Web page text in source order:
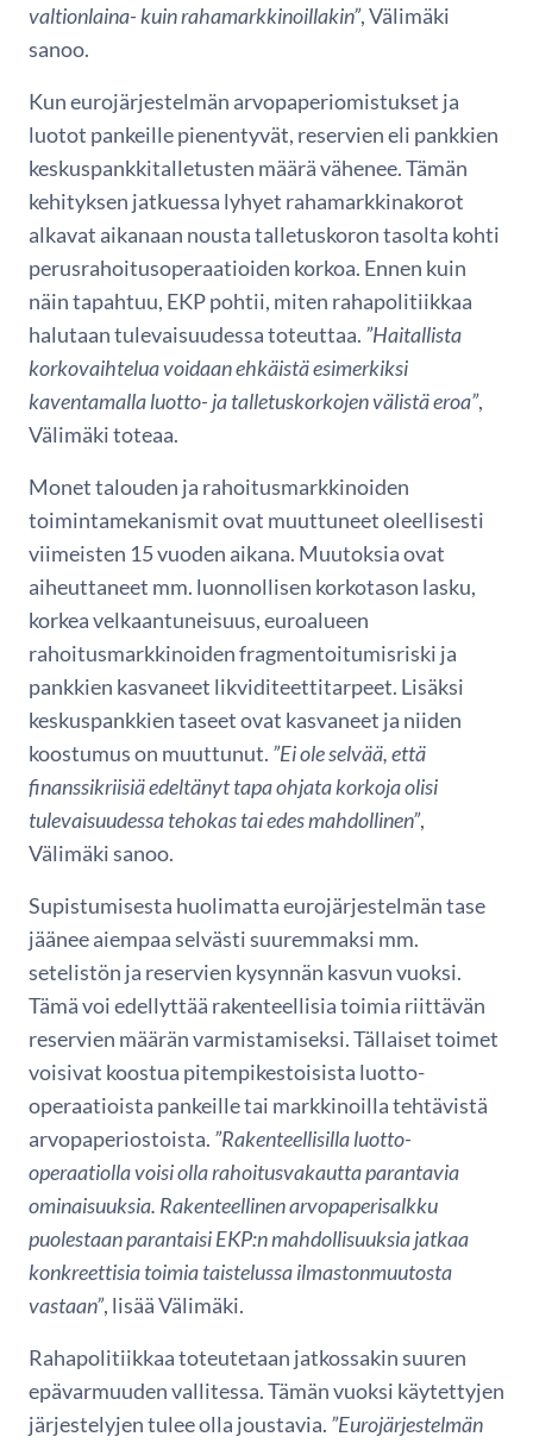
valtionlaina- kuin rahamarkkinoillakin”, Välimäki
sanoo.
Kun eurojärjestelmän arvopaperiomistukset ja
luotot pankeille pienentyvät, reservien eli pankkien
keskuspankkitalletusten määrä vähenee. Tämän
kehityksen jatkuessa lyhyet rahamarkkinakorot
alkavat aikanaan nousta talletuskoron tasolta kohti
perusrahoitusoperaatioiden korkoa. Ennen kuin
näin tapahtuu, EKP pohtii, miten rahapolitiikkaa
halutaan tulevaisuudessa toteuttaa. ”Haitallista
korkovaihtelua voidaan ehkäistä esimerkiksi
kaventamalla luotto- ja talletuskorkojen välistä eroa”,
Välimäki toteaa.
Monet talouden ja rahoitusmarkkinoiden
toimintamekanismit ovat muuttuneet oleellisesti
viimeisten 15 vuoden aikana. Muutoksia ovat
aiheuttaneet mm. luonnollisen korkotason lasku,
korkea velkaantuneisuus, euroalueen
rahoitusmarkkinoiden fragmentoitumisriski ja
pankkien kasvaneet likviditeettitarpeet. Lisäksi
keskuspankkien taseet ovat kasvaneet ja niiden
koostumus on muuttunut. ”Ei ole selvää, että
finanssikriisiä edeltänyt tapa ohjata korkoja olisi
tulevaisuudessa tehokas tai edes mahdollinen”,
Välimäki sanoo.
Supistumisesta huolimatta eurojärjestelmän tase
jäänee aiempaa selvästi suuremmaksi mm.
setelistön ja reservien kysynnän kasvun vuoksi.
Tämä voi edellyttää rakenteellisia toimia riittävän
reservien määrän varmistamiseksi. Tällaiset toimet
voisivat koostua pitempikestoisista luotto-
operaatioista pankeille tai markkinoilla tehtävistä
arvopaperiostoista. ”Rakenteellisilla luotto-
operaatiolla voisi olla rahoitusvakautta parantavia
ominaisuuksia. Rakenteellinen arvopaperisalkku
puolestaan parantaisi EKP:n mahdollisuuksia jatkaa
konkreettisia toimia taistelussa ilmastonmuutosta
vastaan”, lisää Välimäki.
Rahapolitiikkaa toteutetaan jatkossakin suuren
epävarmuuden vallitessa. Tämän vuoksi käytettyjen
järjestelyjen tulee olla joustavia. ”Eurojärjestelmän